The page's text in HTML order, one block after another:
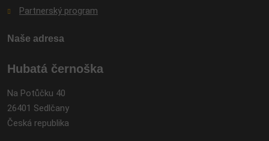
Partnerský program
Naše adresa
Hubatá černoška
Na Potůčku 40
26401 Sedlčany
Česká republika